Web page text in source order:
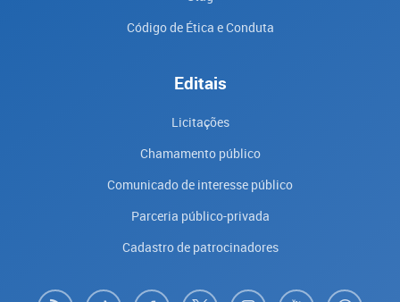
Código de Ética e Conduta
Editais
Licitações
Chamamento público
Comunicado de interesse público
Parceria público-privada
Cadastro de patrocinadores